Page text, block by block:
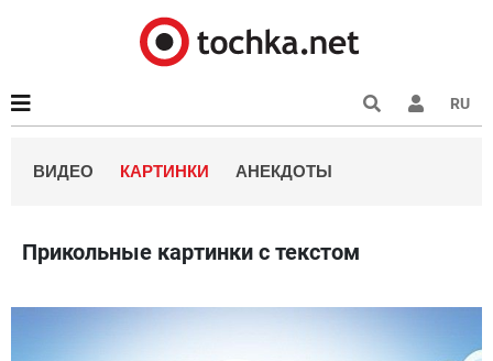
RU
ВИДЕО КАРТИНКИ АНЕКДОТЫ
Прикольные картинки с текстом